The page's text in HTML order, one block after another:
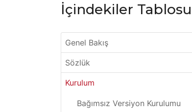
İçindekiler Tablosu
Genel Bakış
Sözlük
Kurulum
Bağımsız Versiyon Kurulumu